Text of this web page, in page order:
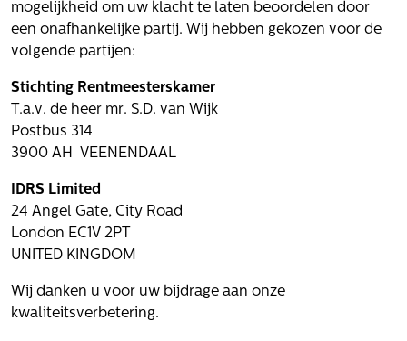
mogelijkheid om uw klacht te laten beoordelen door
een onafhankelijke partij. Wij hebben gekozen voor de
volgende partijen:
Stichting Rentmeesterskamer
T.a.v. de heer mr. S.D. van Wijk
Postbus 314
3900 AH VEENENDAAL
IDRS Limited
24 Angel Gate, City Road
London EC1V 2PT
UNITED KINGDOM
Wij danken u voor uw bijdrage aan onze
kwaliteitsverbetering.